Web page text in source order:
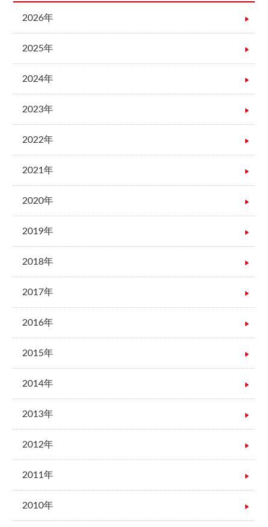
2026年
2025年
2024年
2023年
2022年
2021年
2020年
2019年
2018年
2017年
2016年
2015年
2014年
2013年
2012年
2011年
2010年